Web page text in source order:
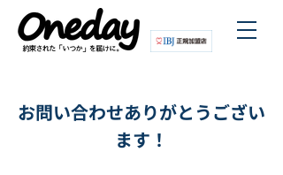
​お問い合わせありがとうござい
ます！